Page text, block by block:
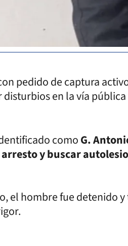
pedido de captura
en la vía
comoG.
y buscar
el hombre fue detenido